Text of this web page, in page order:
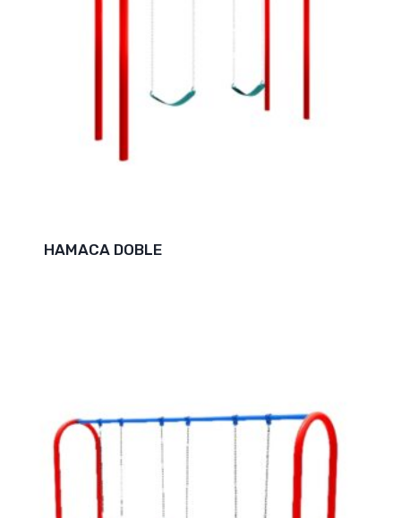
HAMACA DOBLE